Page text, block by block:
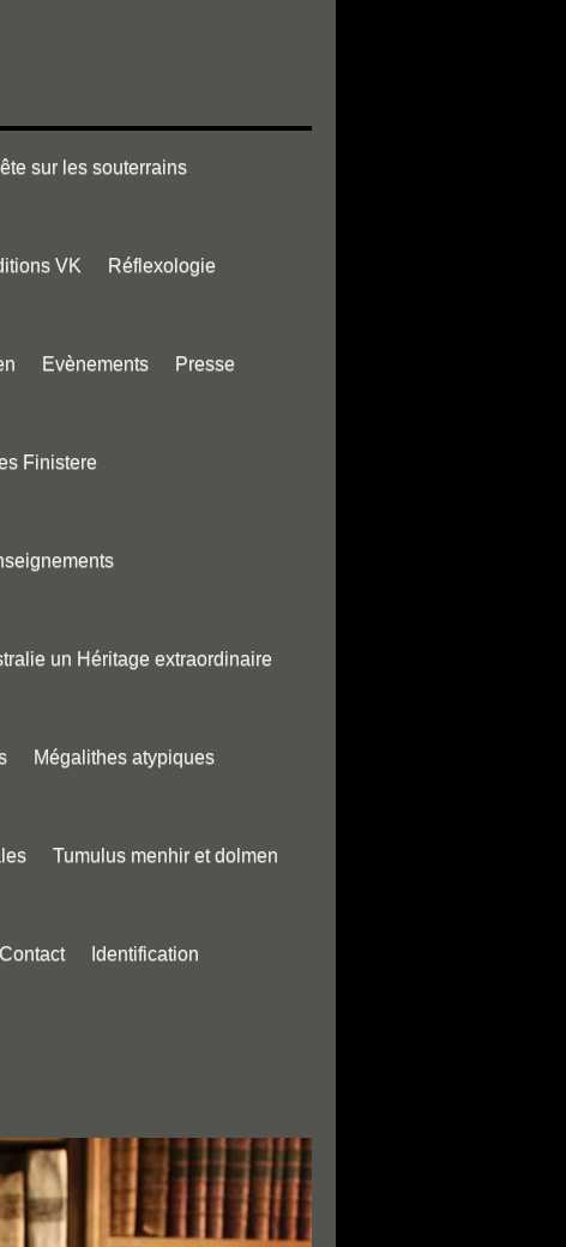
sur les souterrains
VK Réflexologie
Evènements Presse
Finistere
un Héritage extraordinaire
Mégalithes atypiques
Tumulus menhir et dolmen
Contact Identification